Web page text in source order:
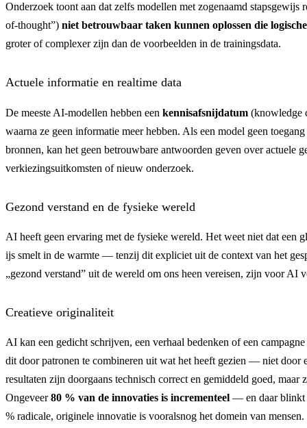
Onderzoek toont aan dat zelfs modellen met zogenaamd stapsgewijs
of-thought”) niet betrouwbaar taken kunnen oplossen die
groter of complexer zijn dan de voorbeelden in de trainingsdata.
Actuele informatie en realtime data
De meeste AI-modellen hebben een kennisafsnijdatum (knowledge
waarna ze geen informatie meer hebben. Als een model geen
bronnen, kan het geen betrouwbare antwoorden geven over actuele
verkiezingsuitkomsten of nieuw onderzoek.
Gezond verstand en de fysieke wereld
AI heeft geen ervaring met de fysieke wereld. Het weet niet dat een
ijs smelt in de warmte — tenzij dit expliciet uit de context van het
„gezond verstand” uit de wereld om ons heen vereisen, zijn voor AI
Creatieve originaliteit
AI kan een gedicht schrijven, een verhaal bedenken of een
dit door patronen te combineren uit wat het heeft gezien — niet door
resultaten zijn doorgaans technisch correct en gemiddeld goed, maar
Ongeveer80 % van de innovaties is incrementeel — en daar blinkt
% radicale, originele innovatie is vooralsnog het domein van mensen.